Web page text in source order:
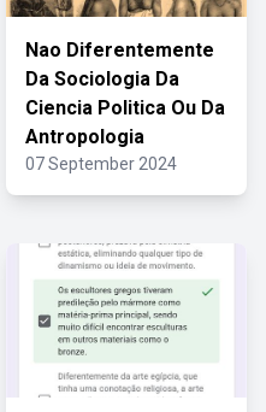
Nao Diferentemente
Da Sociologia Da
Ciencia Politica Ou Da
Antropologia
07 September 2024